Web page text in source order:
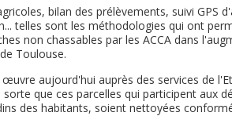
bilan des prélèvements, suivi GPS
telles sont les méthodologies qui ont
non chassables par les ACCA dans
Toulouse.
aujourd'hui auprès des services de
que ces parcelles qui participent aux
des habitants, soient nettoyées